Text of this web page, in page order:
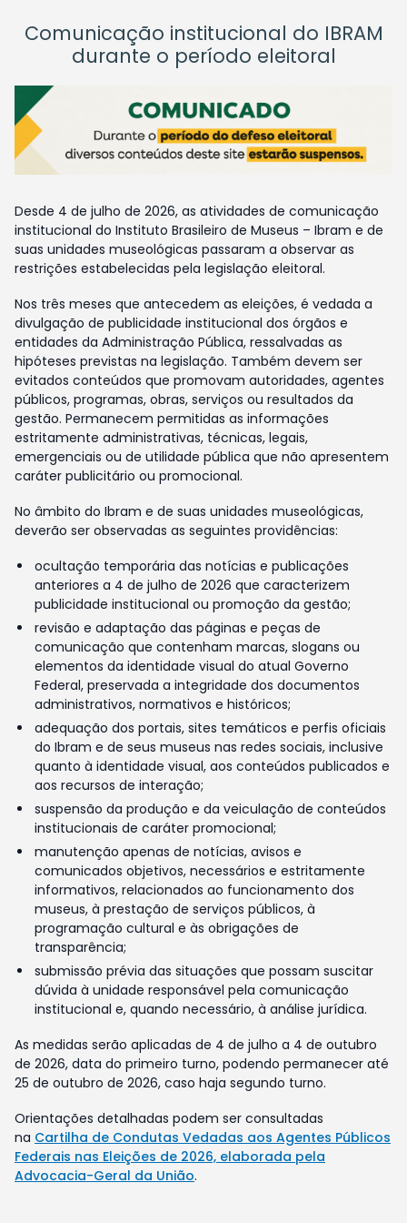
Comunicação institucional do IBRAM
durante o período eleitoral
Desde 4 de julho de 2026, as atividades de comunicação
institucional do Instituto Brasileiro de Museus – Ibram e de
suas unidades museológicas passaram a observar as
restrições estabelecidas pela legislação eleitoral.
Nos três meses que antecedem as eleições, é vedada a
divulgação de publicidade institucional dos órgãos e
entidades da Administração Pública, ressalvadas as
hipóteses previstas na legislação. Também devem ser
evitados conteúdos que promovam autoridades, agentes
públicos, programas, obras, serviços ou resultados da
gestão. Permanecem permitidas as informações
estritamente administrativas, técnicas, legais,
emergenciais ou de utilidade pública que não apresentem
caráter publicitário ou promocional.
No âmbito do Ibram e de suas unidades museológicas,
deverão ser observadas as seguintes providências:
ocultação temporária das notícias e publicações
anteriores a 4 de julho de 2026 que caracterizem
publicidade institucional ou promoção da gestão;
revisão e adaptação das páginas e peças de
comunicação que contenham marcas, slogans ou
elementos da identidade visual do atual Governo
Federal, preservada a integridade dos documentos
administrativos, normativos e históricos;
adequação dos portais, sites temáticos e perfis oficiais
do Ibram e de seus museus nas redes sociais, inclusive
quanto à identidade visual, aos conteúdos publicados e
aos recursos de interação;
suspensão da produção e da veiculação de conteúdos
institucionais de caráter promocional;
manutenção apenas de notícias, avisos e
comunicados objetivos, necessários e estritamente
informativos, relacionados ao funcionamento dos
museus, à prestação de serviços públicos, à
programação cultural e às obrigações de
transparência;
submissão prévia das situações que possam suscitar
dúvida à unidade responsável pela comunicação
institucional e, quando necessário, à análise jurídica.
As medidas serão aplicadas de 4 de julho a 4 de outubro
de 2026, data do primeiro turno, podendo permanecer até
25 de outubro de 2026, caso haja segundo turno.
Orientações detalhadas podem ser consultadas
na Cartilha de Condutas Vedadas aos Agentes Públicos
Federais nas Eleições de 2026, elaborada pela
Advocacia-Geral da União.